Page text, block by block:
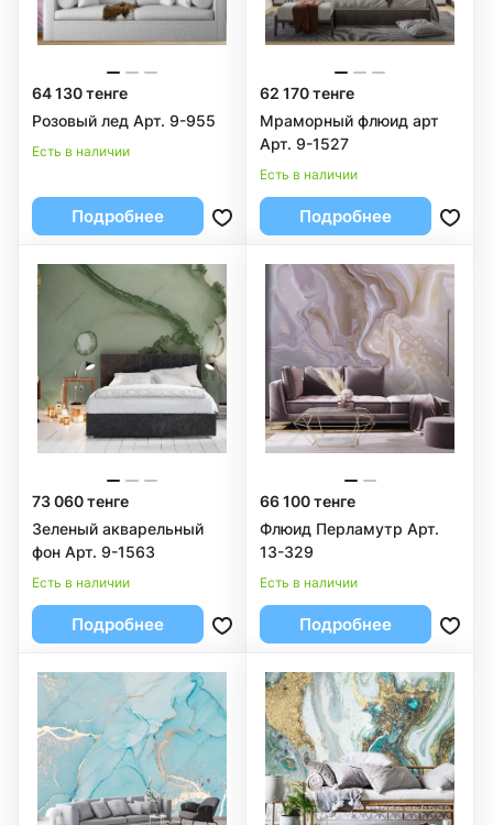
64 130 тенге
Розовый лед Арт. 9-955
Есть в наличии
Подробнее
62 170 тенге
Мраморный флюид арт
Арт. 9-1527
Есть в наличии
Подробнее
73 060 тенге
Зеленый акварельный
фон Арт. 9-1563
Есть в наличии
Подробнее
66 100 тенге
Флюид Перламутр Арт.
13-329
Есть в наличии
Подробнее